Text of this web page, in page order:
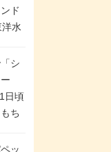
対
ド
洋水
26
た
レ
エ
ク
シ
日頃
ち
レ
ッ